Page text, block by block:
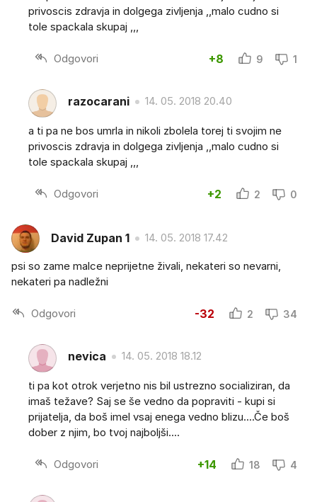
privoscis zdravja in dolgega zivljenja ,,malo cudno si
tole spackala skupaj ,,,
Odgovori +8 9 1
razocarani 14. 05. 2018 20.40
a ti pa ne bos umrla in nikoli zbolela torej ti svojim ne
privoscis zdravja in dolgega zivljenja ,,malo cudno si
tole spackala skupaj ,,,
Odgovori +2 2 0
David Zupan 1 14. 05. 2018 17.42
psi so zame malce neprijetne živali, nekateri so nevarni,
nekateri pa nadležni
Odgovori -32 2 34
nevica 14. 05. 2018 18.12
ti pa kot otrok verjetno nis bil ustrezno socializiran, da
imaš težave? Saj se še vedno da popraviti - kupi si
prijatelja, da boš imel vsaj enega vedno blizu....Če boš
dober z njim, bo tvoj najboljši....
Odgovori +14 18 4